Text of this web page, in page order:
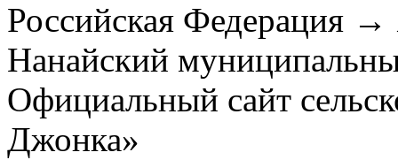
Российская Федерация
Нанайский
Официальный сайт
Джонка»